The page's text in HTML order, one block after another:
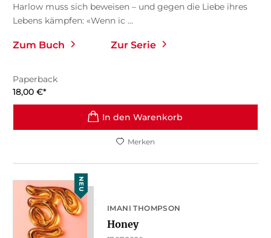
Harlow muss sich beweisen – und gegen die Liebe ihres
Lebens kämpfen: «Wenn ic ...
Zum Buch Zur Serie
Paperback
18,00 €*
In den Warenkorb
Merken
NEU
IMANI THOMPSON
Honey